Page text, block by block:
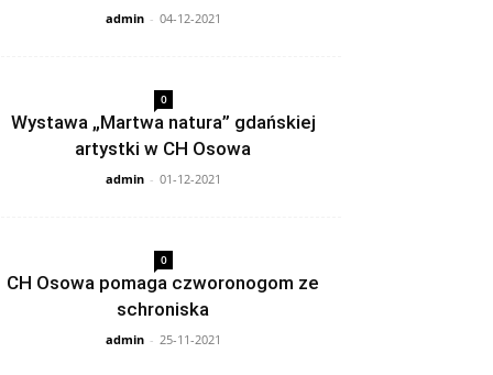
admin - 04-12-2021
0
Wystawa „Martwa natura” gdańskiej
artystki w CH Osowa
admin - 01-12-2021
0
CH Osowa pomaga czworonogom ze
schroniska
admin - 25-11-2021